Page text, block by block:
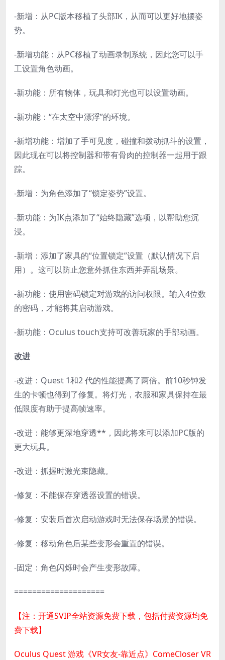
-新增：从PC版本移植了头部IK，从而可以更好地摆姿
势。
-新增功能：从PC移植了动画录制系统，因此您可以手
工设置角色动画。
-新功能：所有物体，玩具和灯光也可以设置动画。
-新功能：“在太空中漂浮”的环境。
-新增功能：增加了手可见度，碰撞和拨动抓斗的设置，
因此现在可以将控制器和带有骨肉的控制器一起用于跟
踪。
-新增：为角色添加了“锁定姿势”设置。
-新功能：为IK点添加了“始终隐藏”选项，以帮助您沉
浸。
-新增：添加了家具的“位置锁定”设置（默认情况下启
用）。这可以防止您意外抓住东西并弄乱场景。
-新功能：使用密码锁定对游戏的访问权限。输入4位数
的密码，才能将其启动游戏。
-新功能：Oculus touch支持可改善玩家的手部动画。
改进
-改进：Quest 1和2 代的性能提高了两倍。前10秒钟发
生的卡顿也得到了修复。将灯光，衣服和家具保持在最
低限度有助于提高帧速率。
-改进：能够更深地穿透**，因此将来可以添加PC版的
更大玩具。
-改进：抓握时激光束隐藏。
-修复：不能保存穿透器设置的错误。
-修复：安装后首次启动游戏时无法保存场景的错误。
-修复：移动角色后某些变形会重置的错误。
-固定：角色闪烁时会产生变形故障。
====================
【注：开通SVIP全站资源免费下载，包括付费资源均免
费下载】
Oculus Quest 游戏《VR女友-靠近点》ComeCloser VR